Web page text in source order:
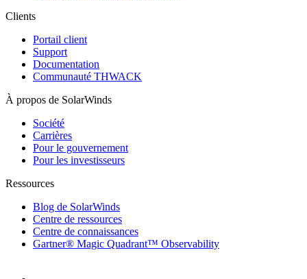
Clients
Portail client
Support
Documentation
Communauté THWACK
À propos de SolarWinds
Société
Carrières
Pour le gouvernement
Pour les investisseurs
Ressources
Blog de SolarWinds
Centre de ressources
Centre de connaissances
Gartner® Magic Quadrant™ Observability